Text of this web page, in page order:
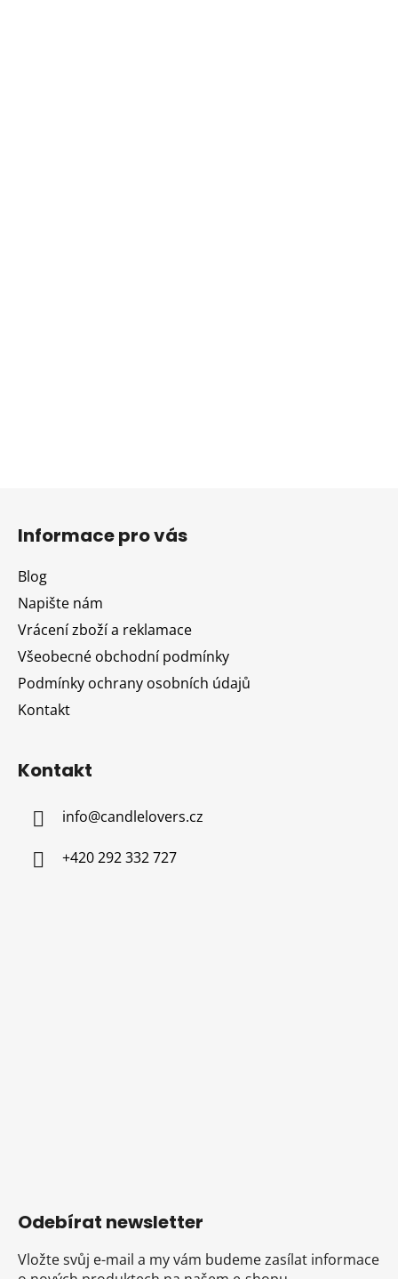
Informace pro vás
Blog
Napište nám
Vrácení zboží a reklamace
Všeobecné obchodní podmínky
Podmínky ochrany osobních údajů
Kontakt
Kontakt
info@candlelovers.cz
+420 292 332 727
Odebírat newsletter
Vložte svůj e-mail a my vám budeme zasílat informace